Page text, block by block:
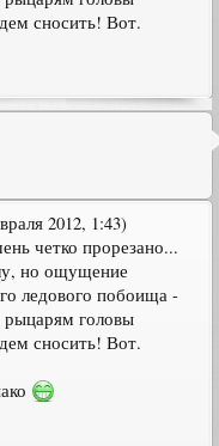
сносить! Вот.
2012, 1:43)
четко прорезано...
но ощущение
ледового побоища -
головы
сносить! Вот.